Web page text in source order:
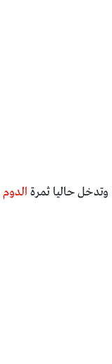
حاليا ثمرة الدوم